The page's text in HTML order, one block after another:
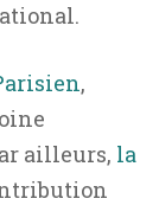
,
ailleurs, la